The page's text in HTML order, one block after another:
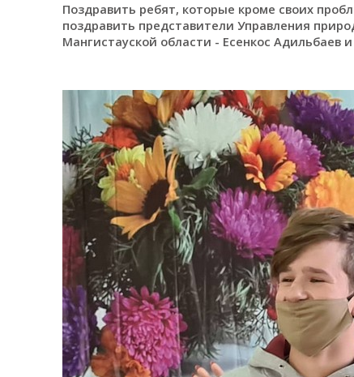
Поздравить ребят, которые кроме своих
поздравить представители Управления
Мангистауской области - Есенкос Адильбаев